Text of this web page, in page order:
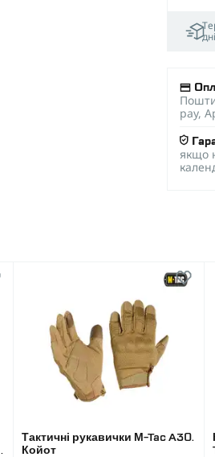
дні
pay,
якщо
Тактичні рукавички M-Tac A30.
Койот